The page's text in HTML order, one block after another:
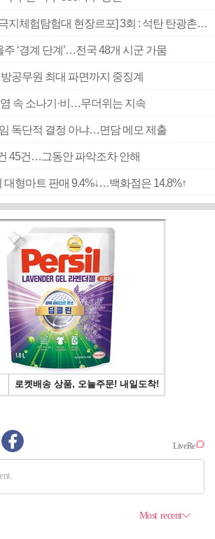
[2026 부산청소년극지체험탐험대 현장르포] 3회 : 석탄 탄광촌에서 북극 연구의 중심지로
주 ‘경계 단계’…전국 48개 시군 가뭄
방공무원 최대 파면까지 중징계
염 속 소나기·비…무더위는 지속
독단적 결정 아냐…면담 메모 제출
45건…그동안 파악조차 안해
대형마트 판매 9.4%↓…백화점은 14.8%↑